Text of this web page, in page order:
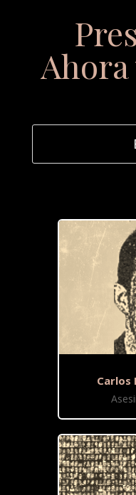
Carlos